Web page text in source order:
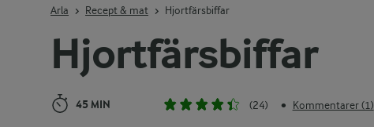
Hjortfärsbiffar
45 MIN (24) • Kommentarer (1)
Arla Recept & mat Hjortfärsbiffar